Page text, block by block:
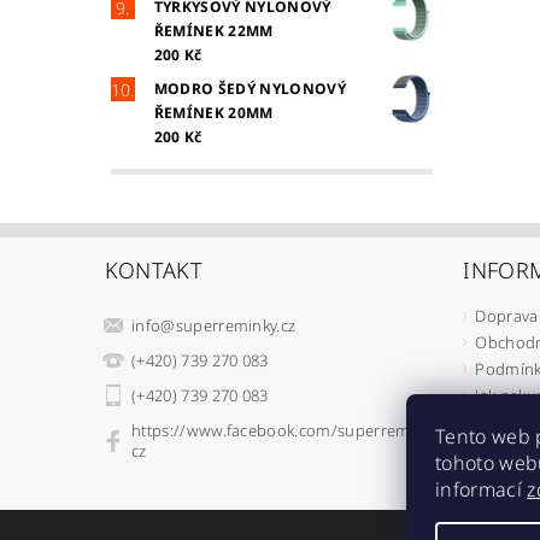
TYRKYSOVÝ NYLONOVÝ
ŘEMÍNEK 22MM
200 Kč
MODRO ŠEDÝ NYLONOVÝ
ŘEMÍNEK 20MM
200 Kč
KONTAKT
info@superreminky.cz
(+420) 739 270 083
(+420) 739 270 083
https://www.facebook.com/superreminky.
cz
Jak
Jak
Moje
Tento web
tohoto
informací